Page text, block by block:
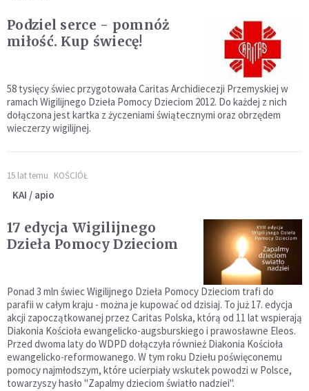
Podziel serce - pomnóż
miłość. Kup świecę!
58 tysięcy świec przygotowała Caritas Archidiecezji Przemyskiej w
ramach Wigilijnego Dzieła Pomocy Dzieciom 2012. Do każdej z nich
dołączona jest kartka z życzeniami świątecznymi oraz obrzędem
wieczerzy wigilijnej.
15 lat temu KOŚCIÓŁ
KAI / apio
17 edycja Wigilijnego
Dzieła Pomocy Dzieciom
Ponad 3 mln świec Wigilijnego Dzieła Pomocy Dzieciom trafi do
parafii w całym kraju - można je kupować od dzisiaj. To już 17. edycja
akcji zapoczątkowanej przez Caritas Polska, którą od 11 lat wspierają
Diakonia Kościoła ewangelicko-augsburskiego i prawosławne Eleos.
Przed dwoma laty do WDPD dołączyła również Diakonia Kościoła
ewangelicko-reformowanego. W tym roku Dziełu poświęconemu
pomocy najmłodszym, które ucierpiały wskutek powodzi w Polsce,
towarzyszy hasło "Zapalmy dzieciom światło nadziei".